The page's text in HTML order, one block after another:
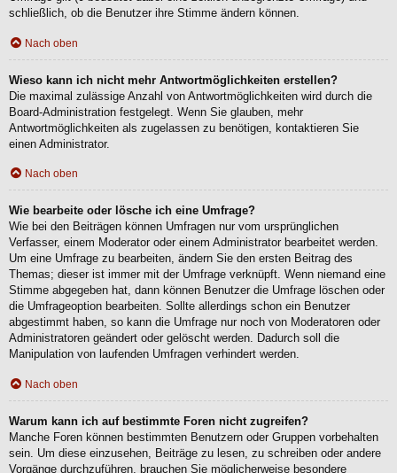
schließlich, ob die Benutzer ihre Stimme ändern können.
Nach oben
Wieso kann ich nicht mehr Antwortmöglichkeiten erstellen?
Die maximal zulässige Anzahl von Antwortmöglichkeiten wird durch die
Board-Administration festgelegt. Wenn Sie glauben, mehr
Antwortmöglichkeiten als zugelassen zu benötigen, kontaktieren Sie
einen Administrator.
Nach oben
Wie bearbeite oder lösche ich eine Umfrage?
Wie bei den Beiträgen können Umfragen nur vom ursprünglichen
Verfasser, einem Moderator oder einem Administrator bearbeitet werden.
Um eine Umfrage zu bearbeiten, ändern Sie den ersten Beitrag des
Themas; dieser ist immer mit der Umfrage verknüpft. Wenn niemand eine
Stimme abgegeben hat, dann können Benutzer die Umfrage löschen oder
die Umfrageoption bearbeiten. Sollte allerdings schon ein Benutzer
abgestimmt haben, so kann die Umfrage nur noch von Moderatoren oder
Administratoren geändert oder gelöscht werden. Dadurch soll die
Manipulation von laufenden Umfragen verhindert werden.
Nach oben
Warum kann ich auf bestimmte Foren nicht zugreifen?
Manche Foren können bestimmten Benutzern oder Gruppen vorbehalten
sein. Um diese einzusehen, Beiträge zu lesen, zu schreiben oder andere
Vorgänge durchzuführen, brauchen Sie möglicherweise besondere